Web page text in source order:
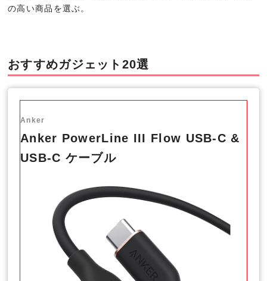
の高い商品を選ぶ。
おすすめガジェット20選
Anker
Anker PowerLine III Flow USB-C &
USB-C ケーブル